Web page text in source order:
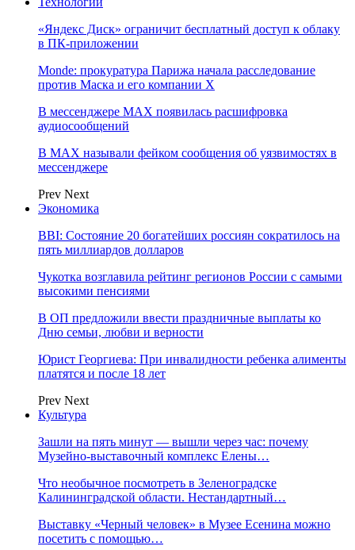
«Яндекс Диск» ограничит бесплатный доступ к облаку
в ПК-приложении
Monde: прокуратура Парижа начала расследование
против Маска и его компании X
В мессенджере MAX появилась расшифровка
аудиосообщений
В МAX называли фейком сообщения об уязвимостях в
мессенджере
Prev Next
Экономика
BBI: Состояние 20 богатейших россиян сократилось на
пять миллиардов долларов
Чукотка возглавила рейтинг регионов России с самыми
высокими пенсиями
В ОП предложили ввести праздничные выплаты ко
Дню семьи, любви и верности
Юрист Георгиева: При инвалидности ребенка алименты
платятся и после 18 лет
Prev Next
Культура
Зашли на пять минут — вышли через час: почему
Музейно-выставочный комплекс Елены…
Что необычное посмотреть в Зеленоградске
Калининградской области. Нестандартный…
Выставку «Черный человек» в Музее Есенина можно
посетить с помощью…